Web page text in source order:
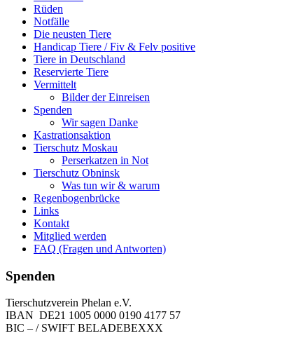
Rüden
Notfälle
Die neusten Tiere
Handicap Tiere / Fiv & Felv positive
Tiere in Deutschland
Reservierte Tiere
Vermittelt
Bilder der Einreisen
Spenden
Wir sagen Danke
Kastrationsaktion
Tierschutz Moskau
Perserkatzen in Not
Tierschutz Obninsk
Was tun wir & warum
Regenbogenbrücke
Links
Kontakt
Mitglied werden
FAQ (Fragen und Antworten)
Spenden
Tierschutzverein Phelan e.V.
IBAN DE21 1005 0000 0190 4177 57
BIC – / SWIFT BELADEBEXXX